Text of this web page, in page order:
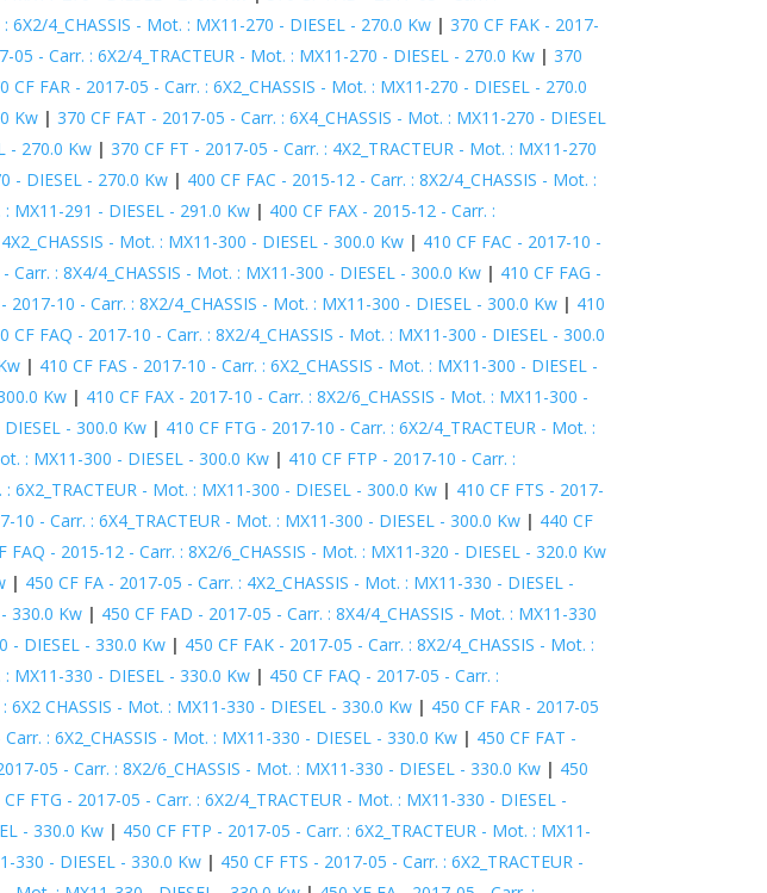
6X2/4_CHASSIS - Mot. : MX11-270 - DIESEL - 270.0 Kw | 370 CF FAK - 2017-
05 - Carr. : 6X2/4_TRACTEUR - Mot. : MX11-270 - DIESEL - 270.0 Kw | 370
CF FAR - 2017-05 - Carr. : 6X2_CHASSIS - Mot. : MX11-270 - DIESEL - 270.0
Kw | 370 CF FAT - 2017-05 - Carr. : 6X4_CHASSIS - Mot. : MX11-270 - DIESEL
- 270.0 Kw | 370 CF FT - 2017-05 - Carr. : 4X2_TRACTEUR - Mot. : MX11-270
- DIESEL - 270.0 Kw | 400 CF FAC - 2015-12 - Carr. : 8X2/4_CHASSIS - Mot. :
MX11-291 - DIESEL - 291.0 Kw | 400 CF FAX - 2015-12 - Carr. :
- Mot. : MX11-300 - DIESEL - 300.0 Kw | 410 CF FAC - 2017-10 -
Carr. : 8X4/4_CHASSIS - Mot. : MX11-300 - DIESEL - 300.0 Kw | 410 CF FAG -
2017-10 - Carr. : 8X2/4_CHASSIS - Mot. : MX11-300 - DIESEL - 300.0 Kw | 410
CF FAQ - 2017-10 - Carr. : 8X2/4_CHASSIS - Mot. : MX11-300 - DIESEL - 300.0
| 410 CF FAS - 2017-10 - Carr. : 6X2_CHASSIS - Mot. : MX11-300 - DIESEL -
Kw | 410 CF FAX - 2017-10 - Carr. : 8X2/6_CHASSIS - Mot. : MX11-300 -
- 300.0 Kw | 410 CF FTG - 2017-10 - Carr. : 6X2/4_TRACTEUR - Mot. :
: MX11-300 - DIESEL - 300.0 Kw | 410 CF FTP - 2017-10 - Carr. :
6X2_TRACTEUR - Mot. : MX11-300 - DIESEL - 300.0 Kw | 410 CF FTS - 2017-
10 - Carr. : 6X4_TRACTEUR - Mot. : MX11-300 - DIESEL - 300.0 Kw | 440 CF
FAQ - 2015-12 - Carr. : 8X2/6_CHASSIS - Mot. : MX11-320 - DIESEL - 320.0 Kw
| 450 CF FA - 2017-05 - Carr. : 4X2_CHASSIS - Mot. : MX11-330 - DIESEL -
330.0 Kw | 450 CF FAD - 2017-05 - Carr. : 8X4/4_CHASSIS - Mot. : MX11-330
- DIESEL - 330.0 Kw | 450 CF FAK - 2017-05 - Carr. : 8X2/4_CHASSIS - Mot. :
MX11-330 - DIESEL - 330.0 Kw | 450 CF FAQ - 2017-05 - Carr. :
6X2 CHASSIS - Mot. : MX11-330 - DIESEL - 330.0 Kw | 450 CF FAR - 2017-05
: 6X2_CHASSIS - Mot. : MX11-330 - DIESEL - 330.0 Kw | 450 CF FAT -
05 - Carr. : 8X2/6_CHASSIS - Mot. : MX11-330 - DIESEL - 330.0 Kw | 450
CF FTG - 2017-05 - Carr. : 6X2/4_TRACTEUR - Mot. : MX11-330 - DIESEL -
- 330.0 Kw | 450 CF FTP - 2017-05 - Carr. : 6X2_TRACTEUR - Mot. : MX11-
330 - DIESEL - 330.0 Kw | 450 CF FTS - 2017-05 - Carr. : 6X2_TRACTEUR -